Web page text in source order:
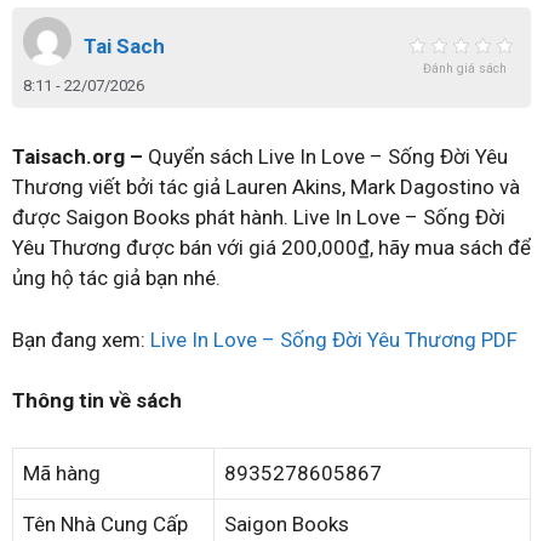
Tai Sach
8:11 - 22/07/2026
Đánh giá sách
Taisach.org – Quyển sách Live In Love – Sống Đời Yêu
Thương viết bởi tác giả Lauren Akins, Mark Dagostino và
được Saigon Books phát hành. Live In Love – Sống Đời
Yêu Thương được bán với giá 200,000₫, hãy mua sách để
ủng hộ tác giả bạn nhé.
Bạn đang xem: Live In Love – Sống Đời Yêu Thương PDF
Thông tin về sách
Mã hàng 8935278605867
Tên Nhà Cung Cấp Saigon Books